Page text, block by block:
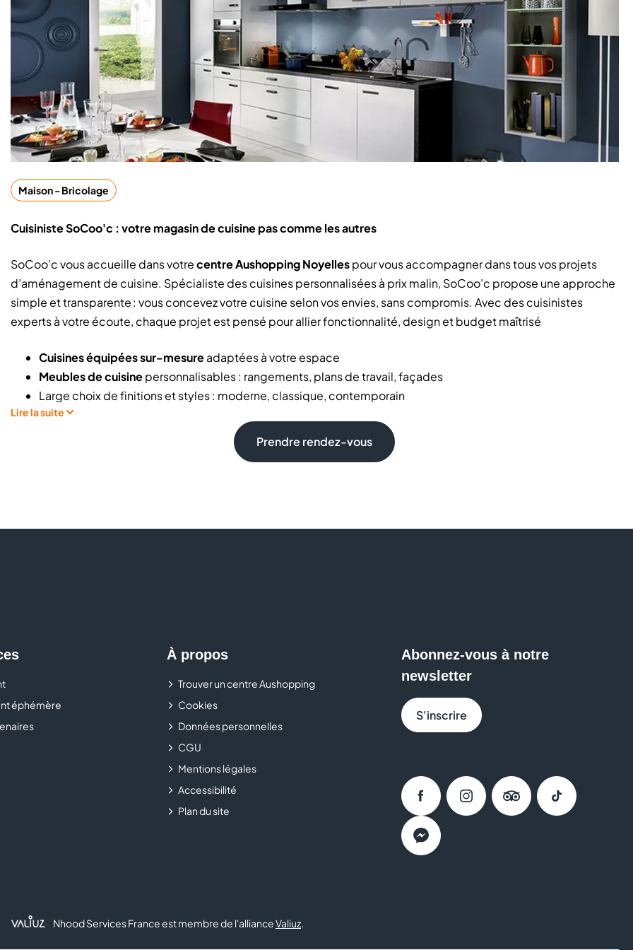
Maison - Bricolage
Cuisiniste SoCoo'c : votre magasin de cuisine pas comme les autres
SoCoo’c vous accueille dans votrecentre Aushopping Noyellespour vous accompagner dans tous vos projets
d’aménagement de cuisine. Spécialiste des cuisines personnalisées à prix malin, SoCoo’c propose une approche
simple et transparente : vous concevez votre cuisine selon vos envies, sans compromis. Avec des cuisinistes
experts à votre écoute, chaque projet est pensé pour allier fonctionnalité, design et budget maîtrisé
Cuisines équipées sur-mesureadaptées à votre espace
Meubles de cuisinepersonnalisables : rangements, plans de travail, façades
Large choix de finitions et styles : moderne, classique, contemporain
Solutions
pratiques pour optimiser votre cuisine
Pour les meubles de cuisine et l’électroménager, SoCoo’c propose les meilleurs prix. Concevez une cuisine
Lire la suite
Prendre rendez-vous
éphémère
À propos
Trouver un centre Aushopping
Cookies
Données personnelles
CGU
Mentions légales
Accessibilité
Plan du site
Abonnez-vous à notre
newsletter
S'inscrire
FacebookInstagramTripadvisorTiktok
Messenger
Nhood Services France est membre de l'allianceValiuz.